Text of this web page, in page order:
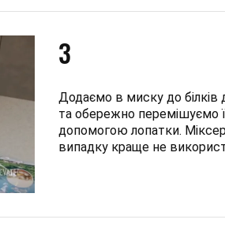
3
Додаємо в миску до
та обережно перемішуємо
допомогою лопатки.
випадку краще не